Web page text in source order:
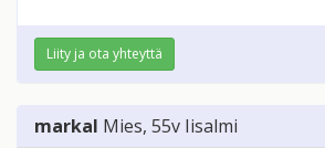
Liity ja ota yhteyttä
markal Mies, 55v Iisalmi